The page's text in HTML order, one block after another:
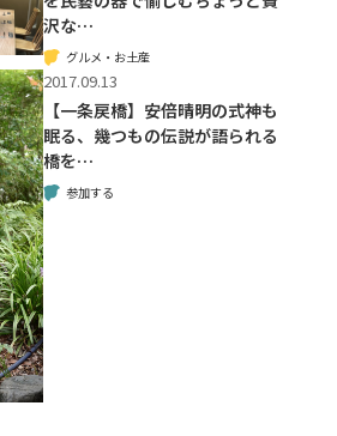
沢な…
グルメ・お土産
2017.09.13
【一条戻橋】安倍晴明の式神も
眠る、幾つもの伝説が語られる
橋を…
参加する